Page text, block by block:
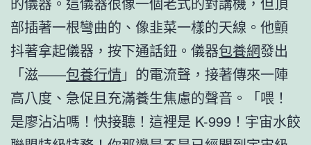
部插著一根彎曲的、像韭菜一樣的天線。他顫
抖著拿起儀器，按下通話鈕。儀器包養網發出
「滋——包養行情 」的電流聲，接著傳來一陣
高八度、急促且充滿養生焦慮的聲音。「喂！
是廖沾沾嗎！快接聽！這裡是 K-999！宇宙水餃